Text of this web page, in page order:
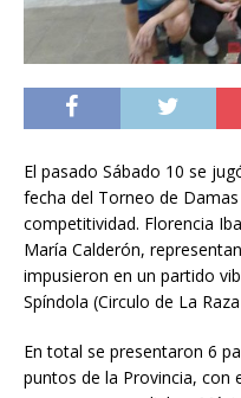
El pasado Sábado 10 se
fecha del Torneo de
competitividad. Florencia
María Calderón,
impusieron en un partido
Spíndola (Circulo de La
En total se presentaron 6
puntos de la Provincia, con